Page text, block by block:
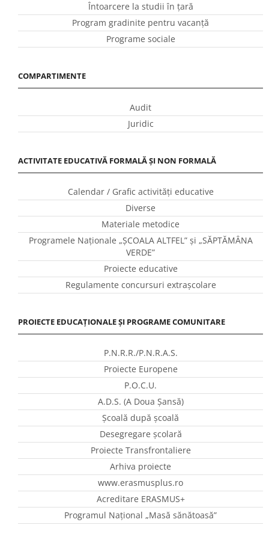
Întoarcere la studii în ţară
Program gradinite pentru vacanţă
Programe sociale
COMPARTIMENTE
Audit
Juridic
ACTIVITATE EDUCATIVĂ FORMALĂ ȘI NON FORMALĂ
Calendar / Grafic activităţi educative
Diverse
Materiale metodice
Programele Naţionale „ŞCOALA ALTFEL” și „SĂPTĂMÂNA
VERDE”
Proiecte educative
Regulamente concursuri extraşcolare
PROIECTE EDUCAȚIONALE ȘI PROGRAME COMUNITARE
P.N.R.R./P.N.R.A.S.
Proiecte Europene
P.O.C.U.
A.D.S. (A Doua Șansă)
Școală după școală
Desegregare școlară
Proiecte Transfrontaliere
Arhiva proiecte
www.erasmusplus.ro
Acreditare ERASMUS+
Programul Național „Masă sănătoasă”